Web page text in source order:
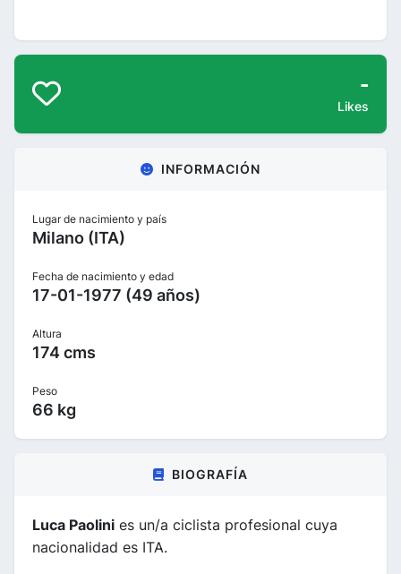
-
Likes
INFORMACIÓN
Lugar de nacimiento y país
Milano (ITA)
Fecha de nacimiento y edad
17-01-1977 (49 años)
Altura
174 cms
Peso
66 kg
BIOGRAFÍA
Luca Paolini es un/a ciclista profesional cuya
nacionalidad es ITA.